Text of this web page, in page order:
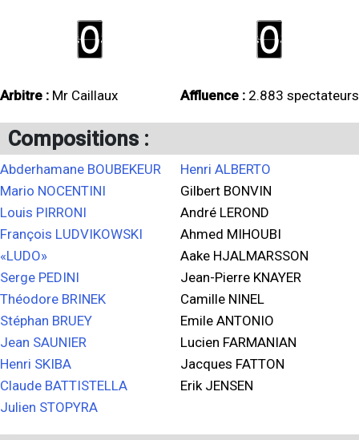
0 0
Arbitre : Mr Caillaux Affluence : 2.883 spectateurs
Compositions :
Abderhamane BOUBEKEUR
Mario NOCENTINI
Louis PIRRONI
François LUDVIKOWSKI
«LUDO»
Serge PEDINI
Théodore BRINEK
Stéphan BRUEY
Jean SAUNIER
Henri SKIBA
Claude BATTISTELLA
Julien STOPYRA
Henri ALBERTO
Gilbert BONVIN
André LEROND
Ahmed MIHOUBI
Aake HJALMARSSON
Jean-Pierre KNAYER
Camille NINEL
Emile ANTONIO
Lucien FARMANIAN
Jacques FATTON
Erik JENSEN